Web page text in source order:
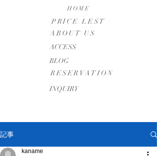
HOME
PRICE LEST
ABOUT US
​ACCESS
BLOG
RESERVATION
INQUIRY
記事
kaname